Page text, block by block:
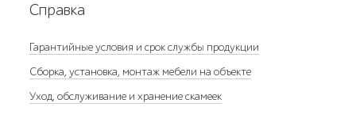
Справка
Гарантийные условия и срок службы продукции
Сборка, установка, монтаж мебели на объекте
Уход, обслуживание и хранение скамеек